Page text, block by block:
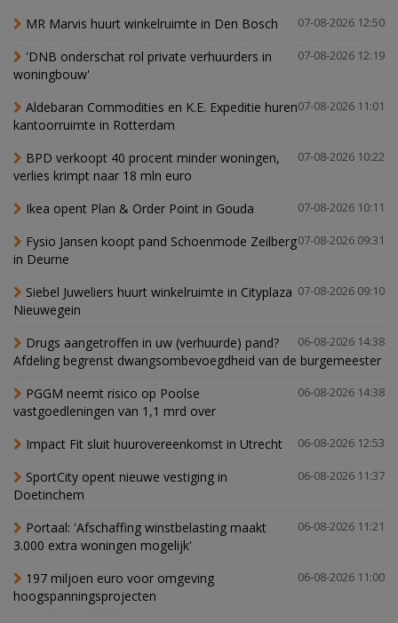
07-08-2026 12:50
MR Marvis huurt winkelruimte in Den Bosch
07-08-2026 12:19
'DNB onderschat rol private verhuurders in
woningbouw'
07-08-2026 11:01
Aldebaran Commodities en K.E. Expeditie huren
kantoorruimte in Rotterdam
07-08-2026 10:22
BPD verkoopt 40 procent minder woningen,
verlies krimpt naar 18 mln euro
07-08-2026 10:11
Ikea opent Plan & Order Point in Gouda
07-08-2026 09:31
Fysio Jansen koopt pand Schoenmode Zeilberg
in Deurne
07-08-2026 09:10
Siebel Juweliers huurt winkelruimte in Cityplaza
Nieuwegein
06-08-2026 14:38
Drugs aangetroffen in uw (verhuurde) pand?
Afdeling begrenst dwangsombevoegdheid van de burgemeester
06-08-2026 14:38
PGGM neemt risico op Poolse
vastgoedleningen van 1,1 mrd over
06-08-2026 12:53
Impact Fit sluit huurovereenkomst in Utrecht
06-08-2026 11:37
SportCity opent nieuwe vestiging in
Doetinchem
06-08-2026 11:21
Portaal: 'Afschaffing winstbelasting maakt
3.000 extra woningen mogelijk'
06-08-2026 11:00
197 miljoen euro voor omgeving
hoogspanningsprojecten